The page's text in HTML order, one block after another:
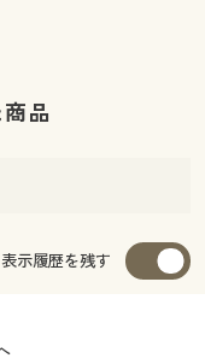
品
表示履歴を残す